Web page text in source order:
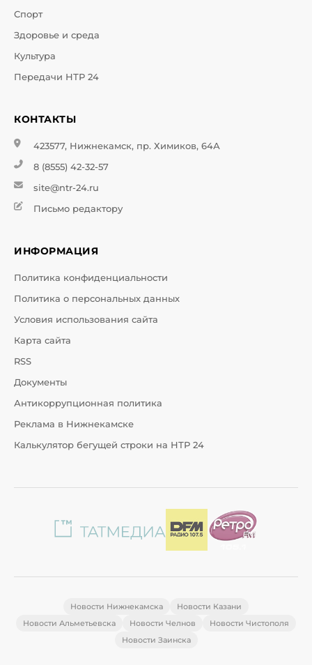
Спорт
Здоровье и среда
Культура
Передачи НТР 24
КОНТАКТЫ
423577, Нижнекамск, пр. Химиков, 64А
8 (8555) 42-32-57
site@ntr-24.ru
Письмо редактору
ИНФОРМАЦИЯ
Политика конфиденциальности
Политика о персональных данных
Условия использования сайта
Карта сайта
RSS
Документы
Антикоррупционная политика
Реклама в Нижнекамске
Калькулятор бегущей строки на НТР 24
Новости Нижнекамска
Новости Казани
Новости Альметьевска
Новости Челнов
Новости Чистополя
Новости Заинска